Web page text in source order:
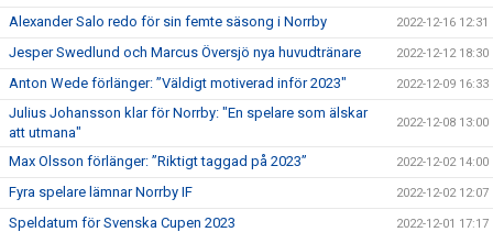
Alexander Salo redo för sin femte säsong i Norrby 2022-12-16 12:31
Jesper Swedlund och Marcus Översjö nya huvudtränare 2022-12-12 18:30
Anton Wede förlänger: ”Väldigt motiverad inför 2023" 2022-12-09 16:33
Julius Johansson klar för Norrby: "En spelare som älskar
att utmana"
2022-12-08 13:00
Max Olsson förlänger: ”Riktigt taggad på 2023” 2022-12-02 14:00
Fyra spelare lämnar Norrby IF 2022-12-02 12:07
Speldatum för Svenska Cupen 2023 2022-12-01 17:17